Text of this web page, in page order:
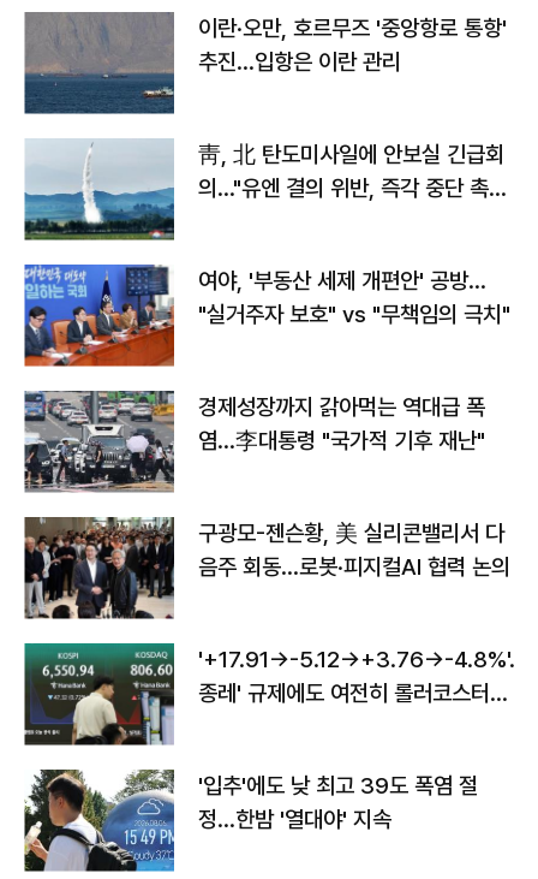
이란·오만, 호르무즈 '중앙항로 통항'
추진…입항은 이란 관리
靑, 北 탄도미사일에 안보실 긴급회
의…"유엔 결의 위반, 즉각 중단 촉
여야, '부동산 세제 개편안' 공방…
"실거주자 보호" vs "무책임의 극치"
경제성장까지 갉아먹는 역대급 폭
염…李대통령 "국가적 기후 재난"
구광모-젠슨황, 美 실리콘밸리서 다
음주 회동…로봇·피지컬AI 협력 논의
'+17.91→-5.12→+3.76→-4.8%'…'
종레' 규제에도 여전히 롤러코스터
'입추'에도 낮 최고 39도 폭염 절
정…한밤 '열대야' 지속